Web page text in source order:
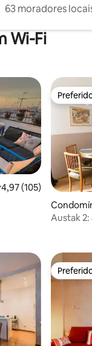
63 moradores
Wi-Fi
hóspedes
de uma avaliação
4,97 (105)
Austak